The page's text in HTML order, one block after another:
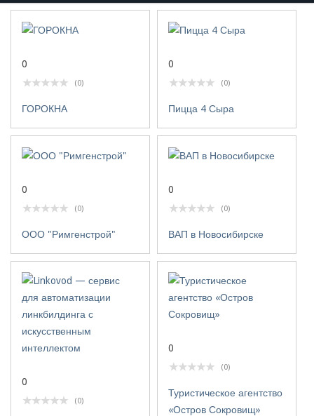
0
(0)
ГОРОКНА
0
(0)
Пицца 4 Сыра
0
(0)
ООО "Римгенстрой"
0
(0)
ВАП в Новосибирске
0
(0)
0
(0)
Туристическое агентство
«Остров Сокровищ»